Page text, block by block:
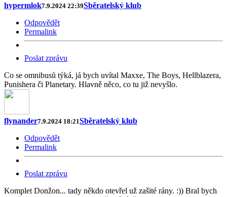
hypermlok7.9.2024 22:39Sběratelský klub
Odpovědět
Permalink
Poslat zprávu
Co se omnibusů týká, já bych uvítal Maxxe, The Boys, Hellblazera,
Punishera či Planetary. Hlavně něco, co tu již nevyšlo.
flynander7.9.2024 18:21Sběratelský klub
Odpovědět
Permalink
Poslat zprávu
Komplet Donžon... tady někdo otevřel už zašité rány. :)) Bral bych